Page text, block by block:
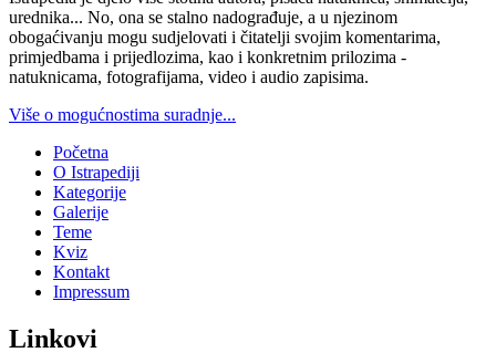
urednika... No, ona se stalno nadograđuje, a u njezinom
obogaćivanju mogu sudjelovati i čitatelji svojim komentarima,
primjedbama i prijedlozima, kao i konkretnim prilozima -
natuknicama, fotografijama, video i audio zapisima.
Više o mogućnostima suradnje...
Početna
O Istrapediji
Kategorije
Galerije
Teme
Kviz
Kontakt
Impressum
Linkovi